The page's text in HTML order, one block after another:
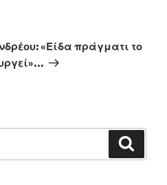
«Είδα πράγματι το